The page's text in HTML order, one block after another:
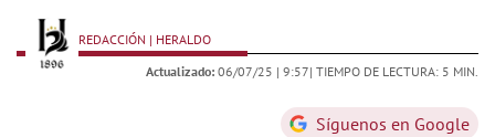
REDACCIÓN | HERALDO
Actualizado: 06/07/25 | 9:57| TIEMPO DE LECTURA: 5 MIN.
Síguenos en Google